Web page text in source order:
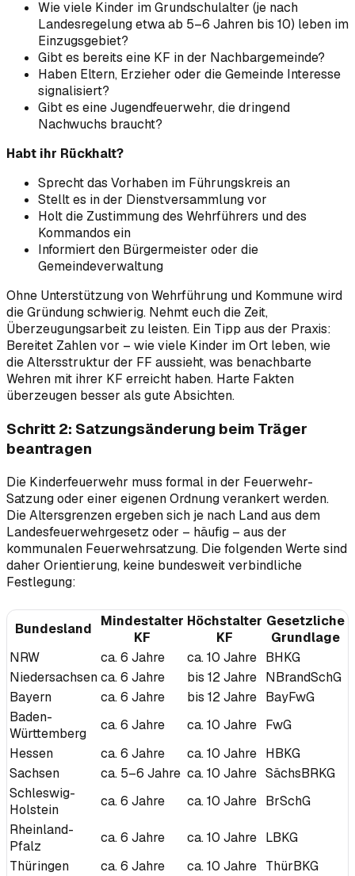
Wie viele Kinder im Grundschulalter (je nach
Landesregelung etwa ab 5–6 Jahren bis 10) leben im
Einzugsgebiet?
Gibt es bereits eine KF in der Nachbargemeinde?
Haben Eltern, Erzieher oder die Gemeinde Interesse
signalisiert?
Gibt es eine Jugendfeuerwehr, die dringend
Nachwuchs braucht?
Habt ihr Rückhalt?
Sprecht das Vorhaben im Führungskreis an
Stellt es in der Dienstversammlung vor
Holt die Zustimmung des Wehrführers und des
Kommandos ein
Informiert den Bürgermeister oder die
Gemeindeverwaltung
Ohne Unterstützung von Wehrführung und Kommune wird
die Gründung schwierig. Nehmt euch die Zeit,
Überzeugungsarbeit zu leisten. Ein Tipp aus der Praxis:
Bereitet Zahlen vor – wie viele Kinder im Ort leben, wie
die Altersstruktur der FF aussieht, was benachbarte
Wehren mit ihrer KF erreicht haben. Harte Fakten
überzeugen besser als gute Absichten.
Schritt 2: Satzungsänderung beim Träger
beantragen
Die Kinderfeuerwehr muss formal in der Feuerwehr-
Satzung oder einer eigenen Ordnung verankert werden.
Die Altersgrenzen ergeben sich je nach Land aus dem
Landesfeuerwehrgesetz oder – häufig – aus der
kommunalen Feuerwehrsatzung. Die folgenden Werte sind
daher Orientierung, keine bundesweit verbindliche
Festlegung:
Bundesland
Mindestalter
KF
Höchstalter
KF
Gesetzliche
Grundlage
NRW
ca. 6 Jahre ca. 10 Jahre BHKG
Niedersachsenca. 6 Jahre bis 12 Jahre NBrandSchG
Bayern
ca. 6 Jahre bis 12 Jahre BayFwG
Baden-
Württemberg
ca. 6 Jahre ca. 10 Jahre FwG
Hessen
ca. 6 Jahre ca. 10 Jahre HBKG
Sachsen
ca. 5–6 Jahre ca. 10 Jahre SächsBRKG
Schleswig-
Holstein
ca. 6 Jahre ca. 10 Jahre BrSchG
Rheinland-
Pfalz
ca. 6 Jahre ca. 10 Jahre LBKG
Thüringen
ca. 6 Jahre ca. 10 Jahre ThürBKG